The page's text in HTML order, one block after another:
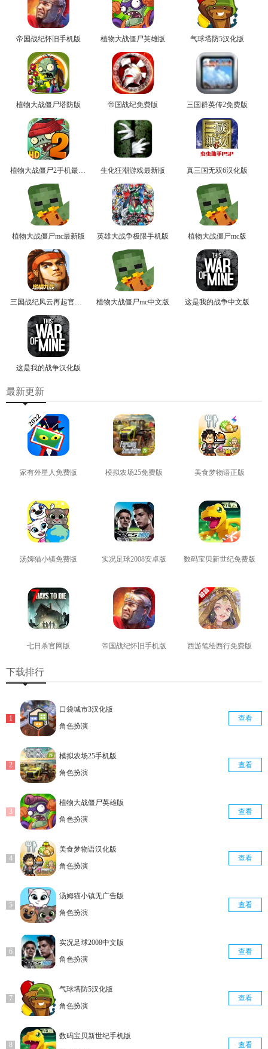
帝国战纪怀旧手机版 植物大战僵尸英雄版 气球塔防5汉化版
植物大战僵尸塔防版 帝国战纪免费版 三国群英传2免费版
植物大战僵尸2手机最新版 生化狂潮游戏最新版 真三国无双6汉化版
植物大战僵尸mc最新版 英雄大战争极限手机版 植物大战僵尸mc版
三国战纪风云再起官方版 植物大战僵尸mc中文版 这是我的战争中文版
这是我的战争汉化版
最新更新
家有外星人免费版 模拟农场25免费版 美食梦物语正版
汤姆猫小镇免费版 实况足球2008安卓版 数码宝贝新世纪免费版
七日杀官网版 帝国战纪怀旧手机版 西游笔绘西行免费版
下载排行
口袋城市3汉化版
角色扮演
查看
模拟农场25手机版
角色扮演
查看
植物大战僵尸英雄版
角色扮演
查看
美食梦物语汉化版
角色扮演
查看
汤姆猫小镇无广告版
角色扮演
查看
实况足球2008中文版
角色扮演
查看
气球塔防5汉化版
角色扮演
查看
数码宝贝新世纪手机版
查看